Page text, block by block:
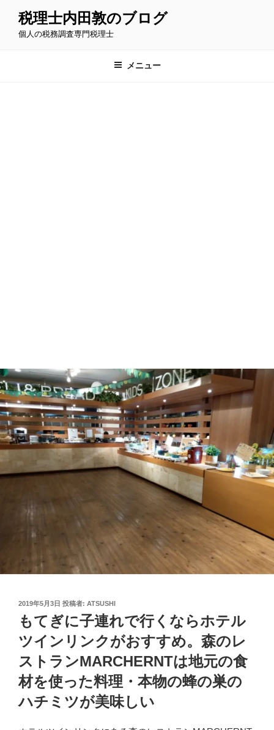
税理士内田敦のブログ
個人の税務調査専門税理士
メニュー
投
稿
日:
2019年5月3日 投稿者: ATSUSHI
もてぎに子連れで行くならホテル
ツインリンクがおすすめ。森のレ
ストランMARCHERNTは地元の食
材を使った料理・本物の蜂の巣の
ハチミツが美味しい